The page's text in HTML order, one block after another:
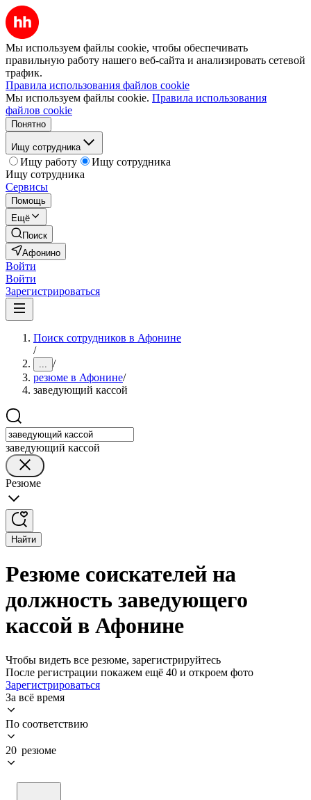
Мы используем файлы cookie, чтобы обеспечивать
правильную работу нашего веб-сайта и анализировать сетевой
трафик.
Правила использования файлов cookie
Мы используем файлы cookie. Правила использования
файлов cookie
Понятно
Ищу сотрудника
Ищу работу
Ищу сотрудника
Ищу сотрудника
Сервисы
Помощь
Ещё
Поиск
Афонино
Войти
Войти
Зарегистрироваться
Поиск сотрудников в Афонине
/
... /
резюме в Афонине/
заведующий кассой
заведующий кассой
Резюме
Найти
Резюме соискателей на
должность заведующего
кассой в Афонине
Чтобы видеть все резюме, зарегистрируйтесь
После регистрации покажем ещё 40 и откроем фото
Зарегистрироваться
За всё время
По соответствию
20 резюме